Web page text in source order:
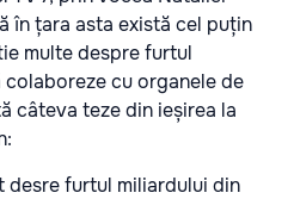
în țara asta există cel puțin
multe despre furtul
cu organele de
câteva teze din ieșirea la
furtul miliardului din